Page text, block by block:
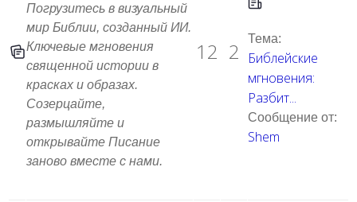
Погрузитесь в визуальный
мир Библии, созданный ИИ.
Ключевые мгновения
священной истории в
красках и образах.
Созерцайте,
размышляйте и
открывайте Писание
заново вместе с нами.
12 2 Тема:
Библейские
мгновения:
Разбит...
Сообщение от:
Shem